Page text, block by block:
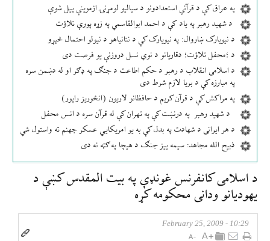
په عراق کې د قرآني استعدادونو د سیالیو لومړنۍ ازموینې پیل شوې
د شهید رهبر په یاد کې د احمد ابوالقاسمي په زړه پورې تلاؤت
د نیویارک ښاروال: په نیویارک کې د نتانیاهو د نیولو احتمال څېړو
د ؛محفل تلاؤت؛ دقاریانو د نوي نسل دروزنې یو فرصت دی
د اسلامی انقلاب د رهبر د حکم اطاعت د جنګ په ډګر او له دښمن سره
په مبارزه کې د بریا لازم شرط دی
په مراکش کې د قرآن کریم د حافظانو لاریون (انځوریز راپور)
د شهید رهبر په درنښت کې په تهران کې له قرآن سره د انس محفل
د هر ایرانی د شهادت په بدل کې به یو امریکایي عسکر جهنم ته واستول شي
ذبیح الله مجاهد: سیمه ییز جنګ د هیچا په ګټه نه دی
د اسلامی كانفرنس غونډې په بيت المقدس كښې د
يهوديانو ودانی محكومه كړه
10:29 - February 25, 2009